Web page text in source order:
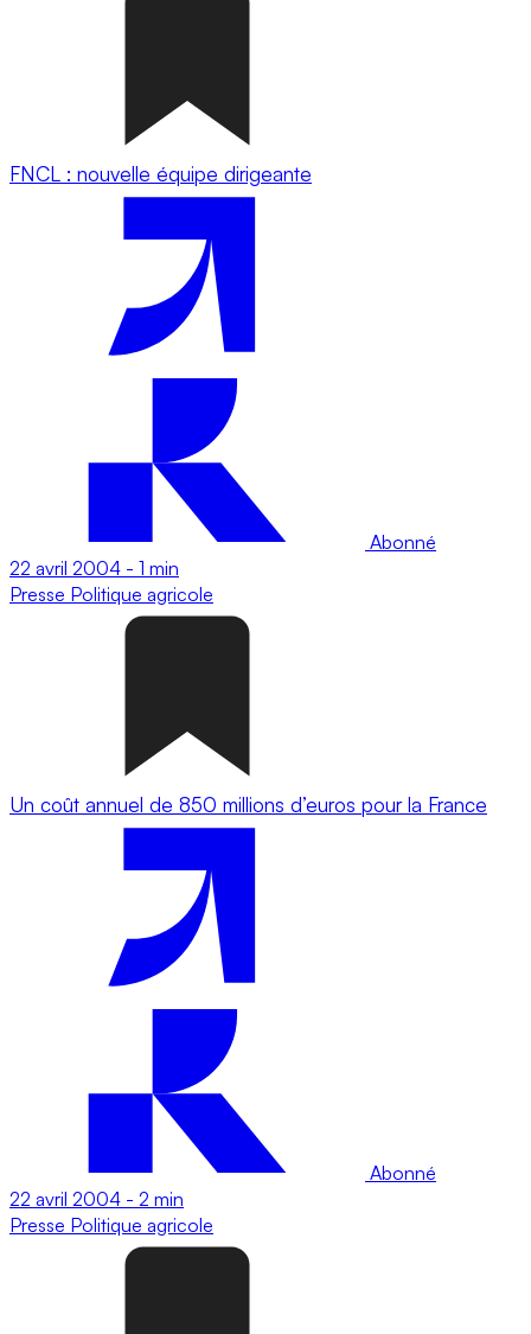
FNCL : nouvelle équipe dirigeante
Abonné
22 avril 2004 - 1 min
Presse Politique agricole
Un coût annuel de 850 millions d’euros pour la France
Abonné
22 avril 2004 - 2 min
Presse Politique agricole